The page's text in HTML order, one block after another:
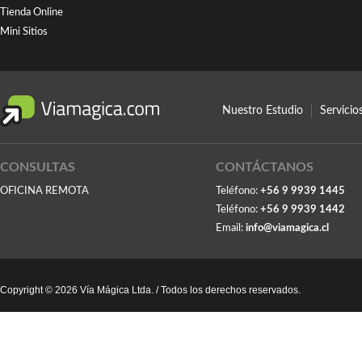
Tienda Online
Mini Sitios
Nuestro Estudio
CONSULTAS
OFICINA REMOTA
CONTÁCTANOS
Teléfono: +56 9 9939 1445
Teléfono: +56 9 9939 1442
Email: info@viamagica.cl
Copyright © 2026 Vía Mágica Ltda. / Todos los derechos reservados.